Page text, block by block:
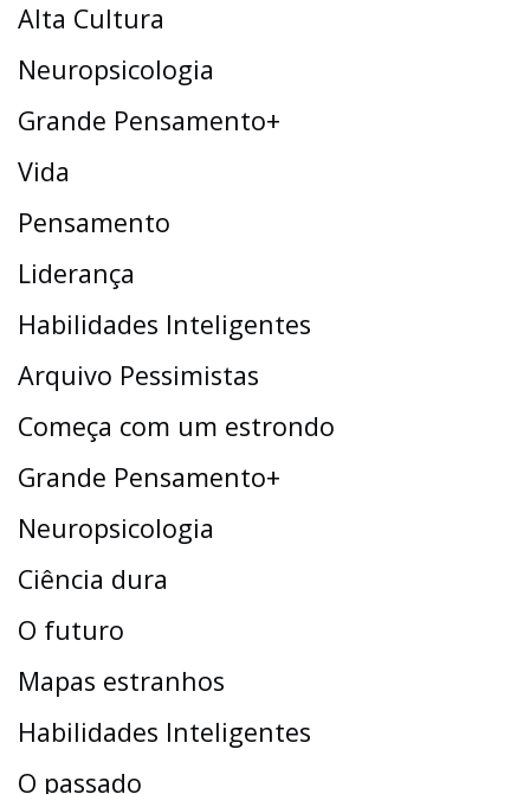
Alta Cultura
Neuropsicologia
Grande Pensamento+
Vida
Pensamento
Liderança
Habilidades Inteligentes
Arquivo Pessimistas
Começa com um estrondo
Grande Pensamento+
Neuropsicologia
Ciência dura
O futuro
Mapas estranhos
Habilidades Inteligentes
O passado